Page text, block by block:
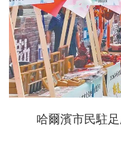
哈爾濱市民駐